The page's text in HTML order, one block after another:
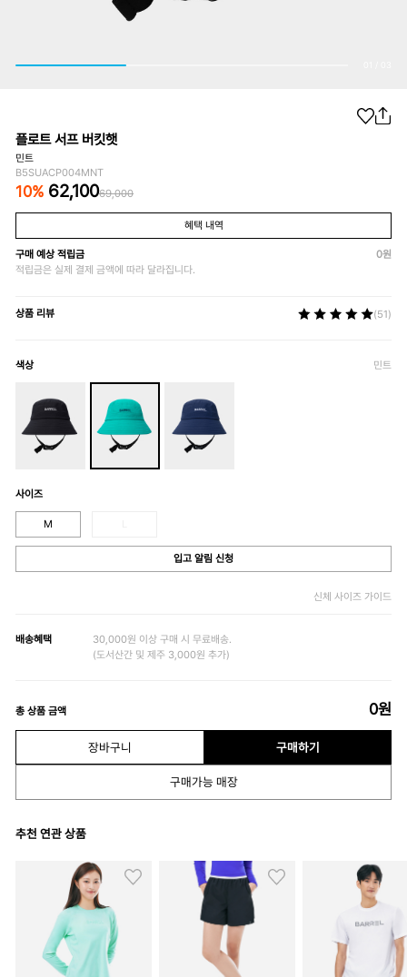
플로트 서프 버킷햇
민트
B5SUACP004MNT
10% 62,10069,000
혜택 내역
구매 예상 적립금 0원
적립금은 실제 결제 금액에 따라 달라집니다.
상품 리뷰 (51)
색상 민트
사이즈
M
입고 알림 신청
신체 사이즈 가이드
배송혜택
30,000원 이상 구매 시 무료배송.
(도서산간 및 제주 3,000원 추가)
총 상품 금액 0원
장바구니 구매하기
구매가능 매장
추천 연관 상품